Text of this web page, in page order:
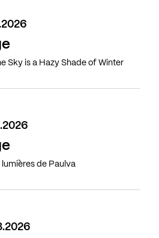
Sky is a Hazy Shade of Winter
de Paulva